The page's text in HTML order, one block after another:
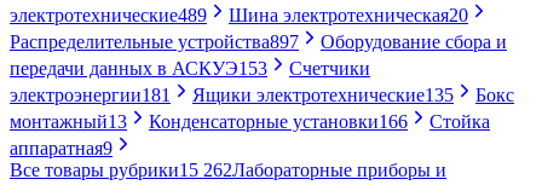
электротехнические489 Шина электротехническая20
Распределительные устройства897
Оборудование сбора и
передачи данных в АСКУЭ153
Счетчики
электроэнергии181 Ящики электротехнические135
Бокс
монтажный13 Конденсаторные установки166
Стойка
аппаратная9
Все товары рубрики15 262Лабораторные приборы и